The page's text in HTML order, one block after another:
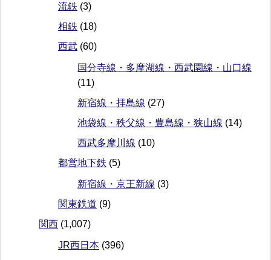
流鉄 (3)
相鉄 (18)
西武 (60)
国分寺線・多摩湖線・西武園線・山口線
(11)
新宿線・拝島線 (27)
池袋線・秩父線・豊島線・狭山線 (14)
西武多摩川線 (10)
都営地下鉄 (5)
新宿線・京王新線 (3)
関東鉄道 (9)
関西 (1,007)
JR西日本 (396)